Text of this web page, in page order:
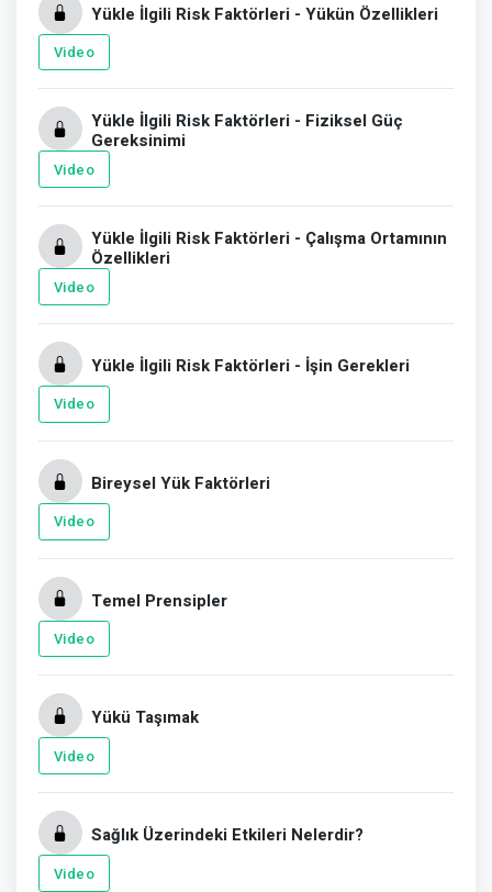
Yükle İlgili Risk Faktörleri - Yükün Özellikleri
Video
Yükle İlgili Risk Faktörleri - Fiziksel Güç
Gereksinimi
Video
Yükle İlgili Risk Faktörleri - Çalışma Ortamının
Özellikleri
Video
Yükle İlgili Risk Faktörleri - İşin Gerekleri
Video
Bireysel Yük Faktörleri
Video
Temel Prensipler
Video
Yükü Taşımak
Video
Sağlık Üzerindeki Etkileri Nelerdir?
Video